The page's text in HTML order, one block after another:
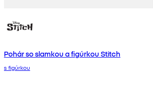
Pohár so slamkou a figúrkou Stitch
s figúrkou